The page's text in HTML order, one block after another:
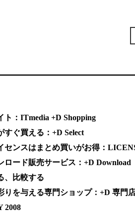
ト：ITmedia +D Shopping
すぐ買える：+D Select
センスはまとめ買いがお得：
ロード販売サービス：+D Download
、比較する
りを与える専門ショップ：+D 専門
2008